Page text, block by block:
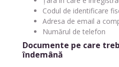
Codul de identificare
Adresa de email a
Numărul de telefon
Documente pe care
îndemână